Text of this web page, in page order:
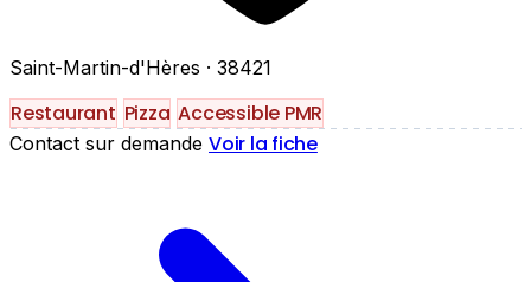
Saint-Martin-d'Hères · 38421
Restaurant Pizza Accessible PMR
Contact sur demande Voir la fiche